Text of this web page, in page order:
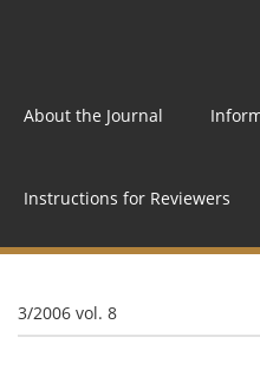
About the Journal
Instructions for Reviewers
3/2006 vol. 8